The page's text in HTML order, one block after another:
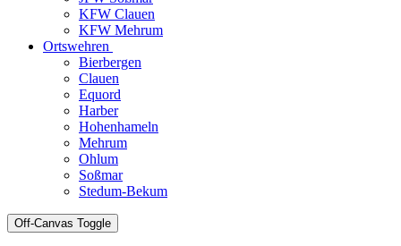
KFW Clauen
KFW Mehrum
Ortswehren
Bierbergen
Clauen
Equord
Harber
Hohenhameln
Mehrum
Ohlum
Soßmar
Stedum-Bekum
Off-Canvas Toggle